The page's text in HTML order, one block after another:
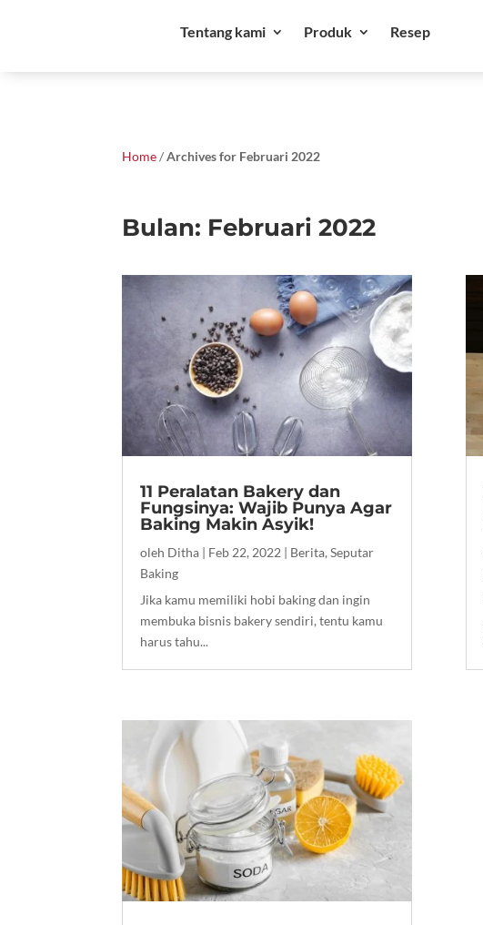
Tentang kami Produk Resep
Home/Archives for Februari 2022
Bulan: Februari 2022
11 Peralatan Bakery dan
Fungsinya: Wajib Punya Agar
Baking Makin Asyik!
oleh Ditha | Feb 22, 2022 | Berita,Seputar
Baking
Jika kamu memiliki hobi baking dan ingin
membuka bisnis bakery sendiri, tentu kamu
harus tahu...